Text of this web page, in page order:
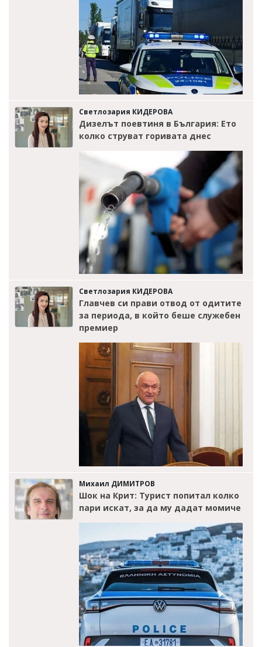
Светлозария КИДЕРОВА
Дизелът поевтиня в България: Ето
колко струват горивата днес
Светлозария КИДЕРОВА
Главчев си прави отвод от одитите
за периода, в който беше служебен
премиер
Михаил ДИМИТРОВ
Шок на Крит: Турист попитал колко
пари искат, за да му дадат момиче